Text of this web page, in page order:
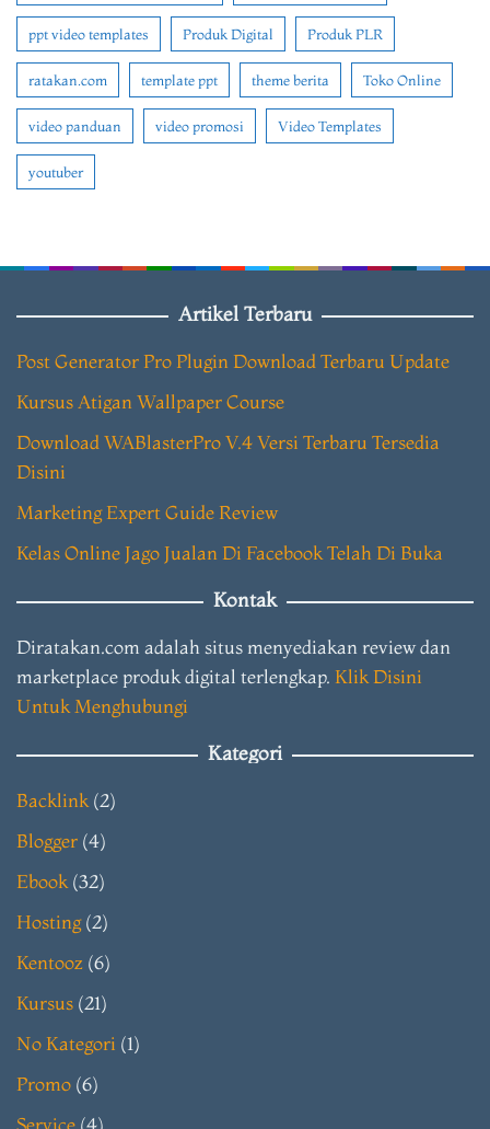
ppt video templates Produk Digital Produk PLR
ratakan.com template ppt theme berita Toko Online
video panduan video promosi Video Templates
youtuber
Artikel Terbaru
Post Generator Pro Plugin Download Terbaru Update
Kursus Atigan Wallpaper Course
Download WABlasterPro V.4 Versi Terbaru Tersedia
Disini
Marketing Expert Guide Review
Kelas Online Jago Jualan Di Facebook Telah Di Buka
Kontak
Diratakan.com adalah situs menyediakan review dan
marketplace produk digital terlengkap. Klik Disini
Untuk Menghubungi
Kategori
Backlink (2)
Blogger (4)
Ebook (32)
Hosting(2)
Kentooz (6)
Kursus (21)
No Kategori (1)
Promo (6)
Service (4)